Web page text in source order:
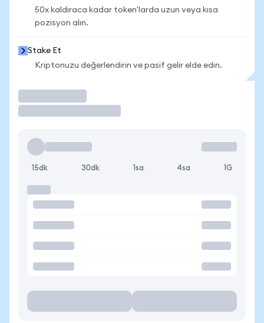
50x kaldıraca kadar token'larda uzun veya kısa
pozisyon alın.
Stake Et
Kriptonuzu değerlendirin ve pasif gelir elde edin.
15dk 30dk 1sa 4sa 1G